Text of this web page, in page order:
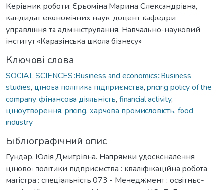
Керівник роботи: Єрьоміна Марина Олександрівна,
кандидат економічних наук, доцент кафедри
управління та адміністрування, Навчально-науковий
інститут «Каразінська школа бізнесу»
Ключові слова
SOCIAL SCIENCES::Business and economics::Business
studies, цінова політика підприємства, pricing policy of the
company, фінансова діяльність, financial activity,
ціноутворення, pricing, харчова промисловість, food
industry
Бібліографічний опис
Гундар, Юлія Дмитрівна. Напрямки удосконалення
цінової політики підприємства : кваліфікаційна робота
магістра : спеціальність 073 - Менеджмент : освітньо-